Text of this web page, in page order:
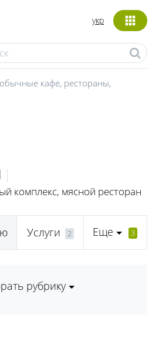
укр
кафе, рестораны,
комплекс, мясной ресторан
Услуги 2 Еще 3
рубрику